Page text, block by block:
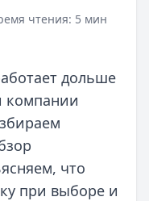
чтения: 5 мин
дольше
компании
что
при выборе и